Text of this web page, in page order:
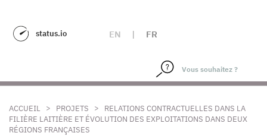
status.io EN | FR
ACCUEIL > PROJETS >
RELATIONS CONTRACTUELLES DANS LA
FILIÈRE LAITIÈRE ET ÉVOLUTION DES EXPLOITATIONS DANS DEUX
RÉGIONS FRANÇAISES